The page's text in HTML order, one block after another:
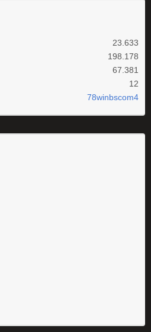
23.633
198.178
67.381
12
78winbscom4